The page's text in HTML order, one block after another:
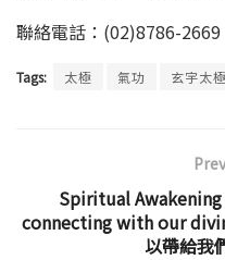
聯絡電話：(02)8786-2669
Tags: 太極 氣功 玄宇太
Spiritual
connecting with our
以帶給我